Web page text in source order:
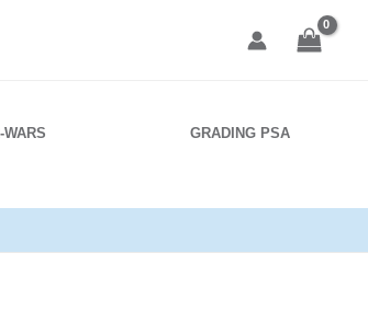
WARS GRADING PSA